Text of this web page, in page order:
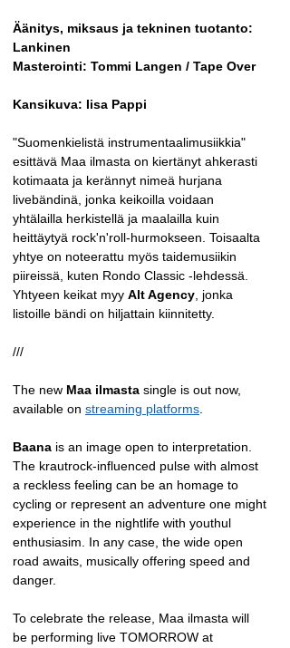
Äänitys, miksaus ja tekninen tuotanto:
Lankinen
Masterointi: Tommi Langen / Tape Over
Kansikuva: Iisa Pappi
"Suomenkielistä instrumentaalimusiikkia"
esittävä Maa ilmasta on kiertänyt ahkerasti
kotimaata ja kerännyt nimeä hurjana
livebändinä, jonka keikoilla voidaan
yhtälailla herkistellä ja maalailla kuin
heittäytyä rock'n'roll-hurmokseen. Toisaalta
yhtye on noteerattu myös taidemusiikin
piireissä, kuten Rondo Classic -lehdessä.
Yhtyeen keikat myy Alt Agency , jonka
listoille bändi on hiljattain kiinnitetty.
///
The new Maa ilmasta single is out now,
available on streaming platforms
Baana is an image open to interpretation.
The krautrock-influenced pulse with almost
a reckless feeling can be an homage to
cycling or represent an adventure one might
experience in the nightlife with youthul
enthusiasim. In any case, the wide open
road awaits, musically offering speed and
danger.
To celebrate the release, Maa ilmasta will
be performing live TOMORROW at